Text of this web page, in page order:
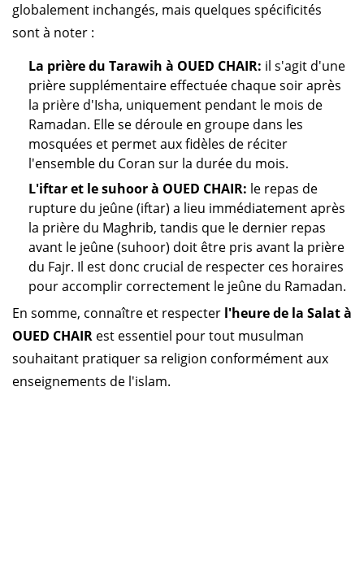
globalement inchangés, mais quelques spécificités
sont à noter :
La prière du Tarawih à OUED CHAIR: il s'agit d'une
prière supplémentaire effectuée chaque soir après
la prière d'Isha, uniquement pendant le mois de
Ramadan. Elle se déroule en groupe dans les
mosquées et permet aux fidèles de réciter
l'ensemble du Coran sur la durée du mois.
L'iftar et le suhoor à OUED CHAIR: le repas de
rupture du jeûne (iftar) a lieu immédiatement après
la prière du Maghrib, tandis que le dernier repas
avant le jeûne (suhoor) doit être pris avant la prière
du Fajr. Il est donc crucial de respecter ces horaires
pour accomplir correctement le jeûne du Ramadan.
En somme, connaître et respecter l'heure de la Salat à
OUED CHAIR est essentiel pour tout musulman
souhaitant pratiquer sa religion conformément aux
enseignements de l'islam.